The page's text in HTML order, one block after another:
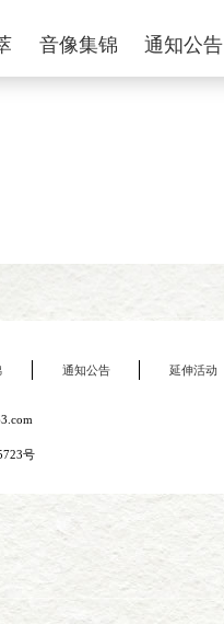
音像集锦 通知公告
通知公告 延伸活动
号